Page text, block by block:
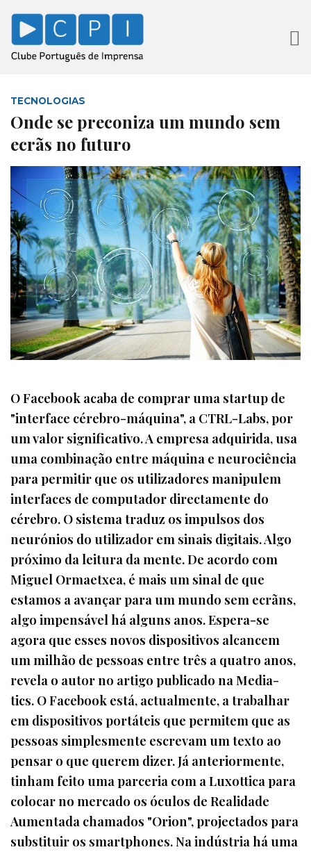
TECNOLOGIAS
Onde se preconiza um mundo sem
ecrãs no futuro
O Facebook acaba de comprar uma startup de
"interface cérebro-máquina", a CTRL-Labs, por
um valor significativo. A empresa adquirida, usa
uma combinação entre máquina e neurociência
para permitir que os utilizadores manipulem
interfaces de computador directamente do
cérebro. O sistema traduz os impulsos dos
neurónios do utilizador em sinais digitais. Algo
próximo da leitura da mente. De acordo com
Miguel Ormaetxea, é mais um sinal de que
estamos a avançar para um mundo sem ecrãns,
algo impensável há alguns anos. Espera-se
agora que esses novos dispositivos alcancem
um milhão de pessoas entre três a quatro anos,
revela o autor no artigo publicado na Media-
tics. O Facebook está, actualmente, a trabalhar
em dispositivos portáteis que permitem que as
pessoas simplesmente escrevam um texto ao
pensar o que querem dizer. Já anteriormente,
tinham feito uma parceria com a Luxottica para
colocar no mercado os óculos de Realidade
Aumentada chamados "Orion", projectados para
substituir os smartphones. Na indústria há uma